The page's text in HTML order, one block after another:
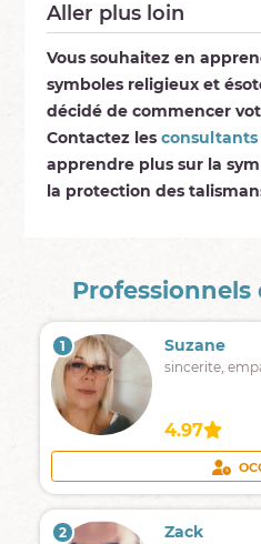
Aller plus loin
Vous souhaitez en
symboles religieux et
décidé de commencer
Contactez les consultants
apprendre plus sur la
la protection des
Professionnels
1 Suzane
sincerite,
4.97
2 Zack